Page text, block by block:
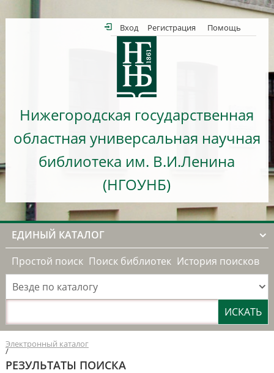
Вход Регистрация Помощь
Нижегородская государственная
областная универсальная научная
библиотека им. В.И.Ленина
(НГОУНБ)
ЕДИНЫЙ КАТАЛОГ
Простой поиск Поиск библиотек История поисков
Везде по каталогу
Электронный каталог
/
РЕЗУЛЬТАТЫ ПОИСКА